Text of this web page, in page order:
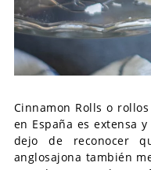
Cinnamon Rolls o
en España es extensa
dejo de reconocer
anglosajona también